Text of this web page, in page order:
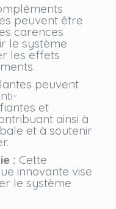
peuvent être
carences
le système
les effets
peuvent
et
ainsi à
et à soutenir
: Cette
innovante vise
le système